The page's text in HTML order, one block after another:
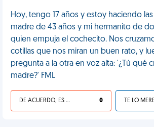
Hoy, tengo 17 años y estoy haciendo
madre de 43 años y mi hermanito de
quien empuja el cochecito. Nos
cotillas que nos miran un buen rato, y
pregunta a la otra en voz alta: '¿Tú qué
madre?' FML
DE ACUERDO, ES UNA VIDA HP 0 TE LO